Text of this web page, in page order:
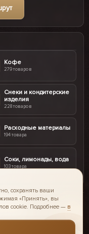
Кофе
279 товаров
Снеки и кондитерские
изделия
228 товаров
Расходные материалы
194 товара
Соки, лимонады, вода
103 товара
сохранять ваши
«Принять», вы
cookie. Подробнее — в